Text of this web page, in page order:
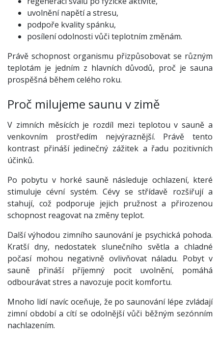
uvolnění napětí a stresu,
podpoře kvality spánku,
posílení odolnosti vůči teplotním změnám.
Právě schopnost organismu přizpůsobovat se různým
teplotám je jedním z hlavních důvodů, proč je sauna
prospěšná během celého roku.
Proč milujeme saunu v zimě
V zimních měsících je rozdíl mezi teplotou v sauně a
venkovním prostředím nejvýraznější. Právě tento
kontrast přináší jedinečný zážitek a řadu pozitivních
účinků.
Po pobytu v horké sauně následuje ochlazení, které
stimuluje cévní systém. Cévy se střídavě rozšiřují a
stahují, což podporuje jejich pružnost a přirozenou
schopnost reagovat na změny teplot.
Další výhodou zimního saunování je psychická pohoda.
Kratší dny, nedostatek slunečního světla a chladné
počasí mohou negativně ovlivňovat náladu. Pobyt v
sauně přináší příjemný pocit uvolnění, pomáhá
odbourávat stres a navozuje pocit komfortu.
Mnoho lidí navíc oceňuje, že po saunování lépe zvládají
zimní období a cítí se odolnější vůči běžným sezónním
nachlazením.